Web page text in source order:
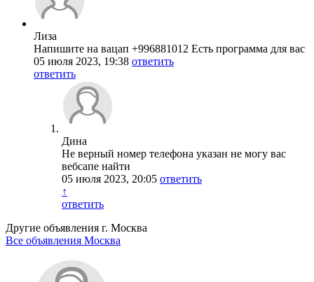
Лиза
Напишите на вацап +996881012 Есть программа для вас
05 июля 2023, 19:38 ответить
ответить
Дина
Не верный номер телефона указан не могу вас
вебсапе найти
05 июля 2023, 20:05 ответить
↑
ответить
Другие объявления г. Москва
Все объявления Москва